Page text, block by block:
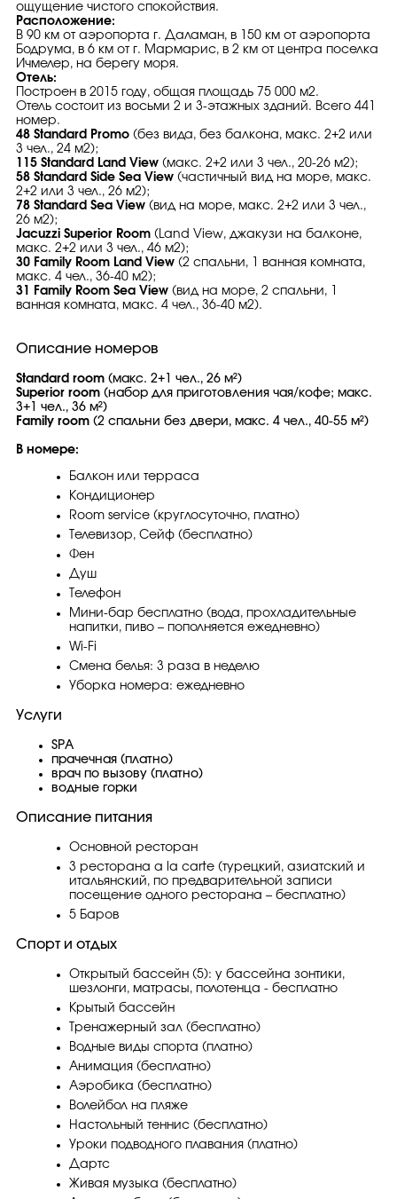
ощущение чистого спокойствия.
Расположение:
В 90 км от аэропорта г. Даламан, в 150 км от аэропорта
Бодрума, в 6 км от г. Мармарис, в 2 км от центра поселка
Ичмелер, на берегу моря.
Отель:
Построен в 2015 году, общая площадь 75 000 м2.
Отель состоит из восьми 2 и 3-этажных зданий. Всего 441
номер.
48 Standard Promo (без вида, без балкона, макс. 2+2 или
3 чел., 24 м2);
115 Standard Land View (макс. 2+2 или 3 чел., 20-26 м2);
58 Standard Side Sea View (частичный вид на море, макс.
2+2 или 3 чел., 26 м2);
78 Standard Sea View (вид на море, макс. 2+2 или 3 чел.,
26 м2);
Jacuzzi Superior Room (Land View, джакузи на балконе,
макс. 2+2 или 3 чел., 46 м2);
30 Family Room Land View (2 спальни, 1 ванная комната,
макс. 4 чел., 36-40 м2);
31 Family Room Sea View (вид на море, 2 спальни, 1
ванная комната, макс. 4 чел., 36-40 м2).
Описание номеров
Standard room (макс. 2+1 чел., 26 м²)
Superior room (набор для приготовления чая/кофе; макс.
3+1 чел., 36 м²)
Family room (2 спальни без двери, макс. 4 чел., 40-55 м²)
В номере:
Балкон или терраса
Кондиционер
Room service (круглосуточно, платно)
Телевизор, Сейф (бесплатно)
Фен
Душ
Телефон
Мини-бар бесплатно (вода, прохладительные
напитки, пиво – пополняется ежедневно)
Wi-Fi
Смена белья: 3 раза в неделю
Уборка номера: ежедневно
Услуги
SPA
прачечная (платно)
врач по вызову (платно)
водные горки
Описание питания
Основной ресторан
3 ресторана a la carte (турецкий, азиатский и
итальянский, по предварительной записи
посещение одного ресторана – бесплатно)
5 Баров
Спорт и отдых
Открытый бассейн (5): у бассейна зонтики,
шезлонги, матрасы, полотенца - бесплатно
Крытый бассейн
Тренажерный зал (бесплатно)
Водные виды спорта (платно)
Анимация (бесплатно)
Аэробика (бесплатно)
Волейбол на пляже
Настольный теннис (бесплатно)
Уроки подводного плавания (платно)
Дартс
Живая музыка (бесплатно)